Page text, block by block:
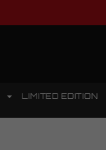
LIMITED EDITION